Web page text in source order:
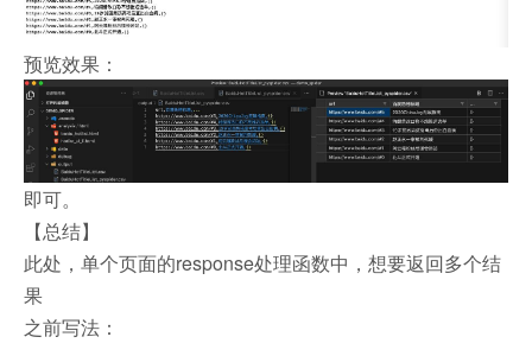
预览效果：
即可。
【总结】
此处，单个页面的response处理函数中，想要返回多个结
果
之前写法：